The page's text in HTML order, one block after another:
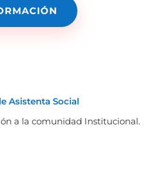
Asistenta Social
a la comunidad Institucional.